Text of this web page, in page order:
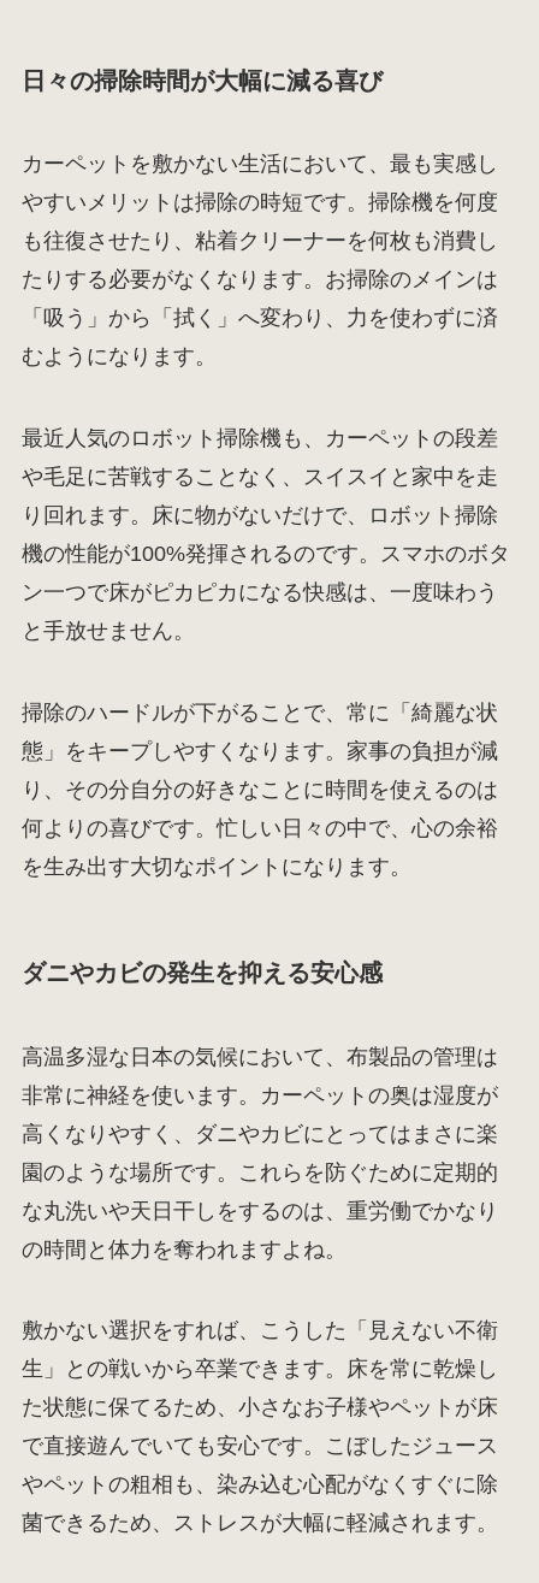
日々の掃除時間が大幅に減る喜び
カーペットを敷かない生活において、最も実感し
やすいメリットは掃除の時短です。掃除機を何度
も往復させたり、粘着クリーナーを何枚も消費し
たりする必要がなくなります。お掃除のメインは
「吸う」から「拭く」へ変わり、力を使わずに済
むようになります。
最近人気のロボット掃除機も、カーペットの段差
や毛足に苦戦することなく、スイスイと家中を走
り回れます。床に物がないだけで、ロボット掃除
機の性能が100%発揮されるのです。スマホのボタ
ン一つで床がピカピカになる快感は、一度味わう
と手放せません。
掃除のハードルが下がることで、常に「綺麗な状
態」をキープしやすくなります。家事の負担が減
り、その分自分の好きなことに時間を使えるのは
何よりの喜びです。忙しい日々の中で、心の余裕
を生み出す大切なポイントになります。
ダニやカビの発生を抑える安心感
高温多湿な日本の気候において、布製品の管理は
非常に神経を使います。カーペットの奥は湿度が
高くなりやすく、ダニやカビにとってはまさに楽
園のような場所です。これらを防ぐために定期的
な丸洗いや天日干しをするのは、重労働でかなり
の時間と体力を奪われますよね。
敷かない選択をすれば、こうした「見えない不衛
生」との戦いから卒業できます。床を常に乾燥し
た状態に保てるため、小さなお子様やペットが床
で直接遊んでいても安心です。こぼしたジュース
やペットの粗相も、染み込む心配がなくすぐに除
菌できるため、ストレスが大幅に軽減されます。